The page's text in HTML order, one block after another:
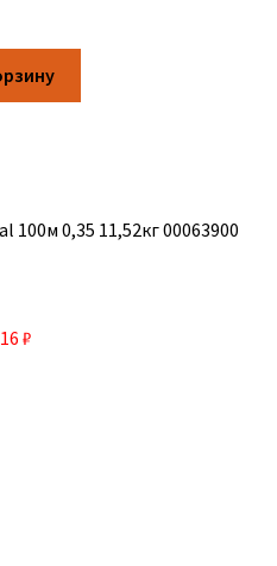
100м 0,35 11,52кг 00063900
₽